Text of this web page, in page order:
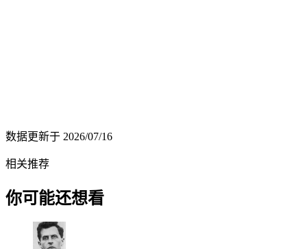
数据更新于 2026/07/16
相关推荐
你可能还想看